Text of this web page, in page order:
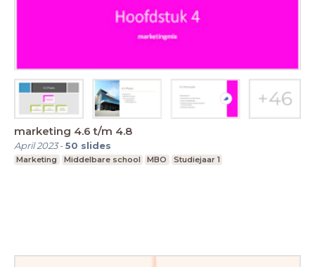
marketing 4.6 t/m 4.8
April 2023-50 slides
Marketing Middelbare school MBO Studiejaar 1